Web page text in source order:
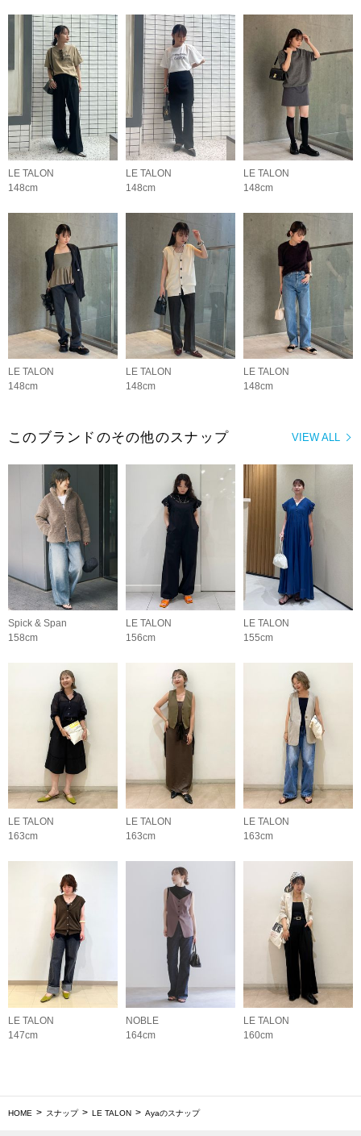
LE TALON
148cm
LE TALON
148cm
LE TALON
148cm
LE TALON
148cm
LE TALON
148cm
LE TALON
148cm
VIEW ALL
このブランドのその他のスナップ
Spick & Span
158cm
LE TALON
156cm
LE TALON
155cm
LE TALON
163cm
LE TALON
163cm
LE TALON
163cm
LE TALON
147cm
NOBLE
164cm
LE TALON
160cm
HOME スナップ LE TALON Ayaのスナップ